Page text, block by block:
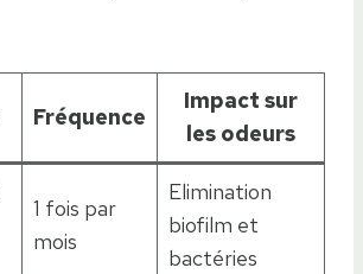
Fréquence
Impact sur
les odeurs
1 fois par
mois
Elimination
biofilm et
bactéries